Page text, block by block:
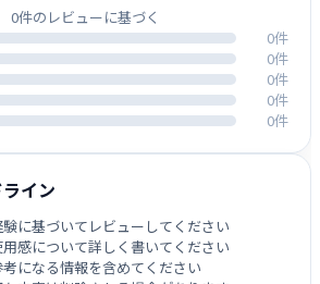
0件のレビューに基づく
0件
0件
0件
0件
0件
イン
に基づいてレビューしてください
感について詳しく書いてください
になる情報を含めてください